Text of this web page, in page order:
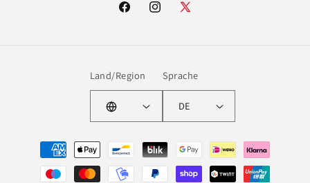
FacebookInstagram
X
Land/Region Sprache
DE
Zahlungsmethoden